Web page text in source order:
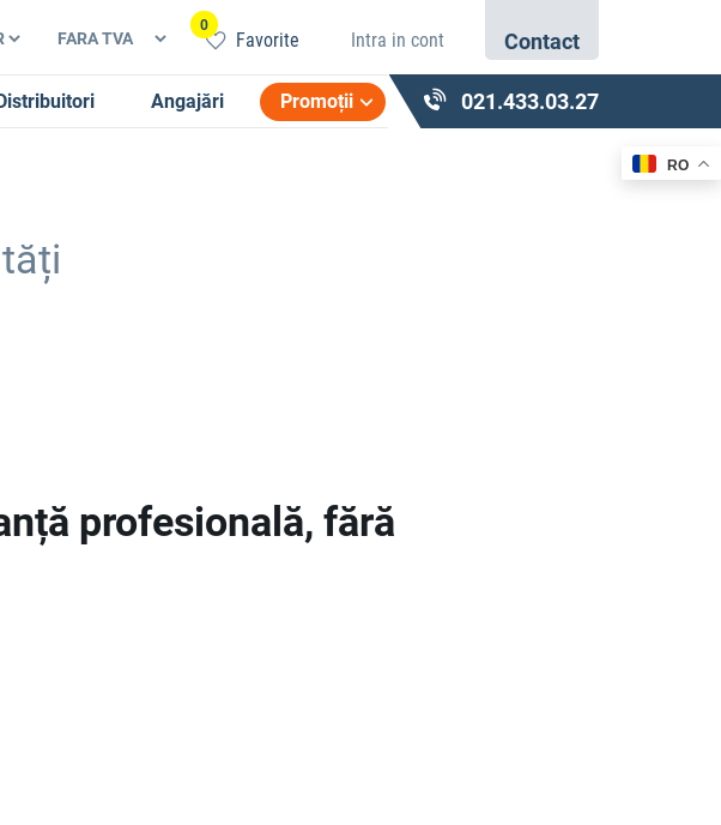
Favorite
0
Intra in cont Contact
Angajări Promoții 021.433.03.27
profesională, fără
RO